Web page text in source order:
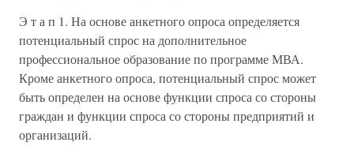
Э т а п 1. На основе анкетного опроса определяется
потенциальный спрос на дополнительное
профессиональное образование по программе МВА.
Кроме анкетного опроса, потенциальный спрос может
быть определен на основе функции спроса со стороны
граждан и функции спроса со стороны предприятий и
организаций.